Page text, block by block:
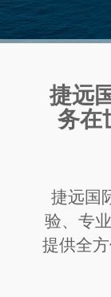
捷远
务在
捷远国
验、专
提供全